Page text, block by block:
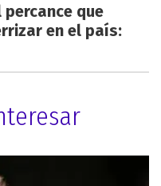
que
en el país: